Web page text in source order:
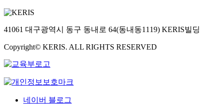
41061 대구광역시 동구 동내로 64(동내동1119) KERIS빌딩
Copyright© KERIS. ALL RIGHTS RESERVED
네이버 블로그